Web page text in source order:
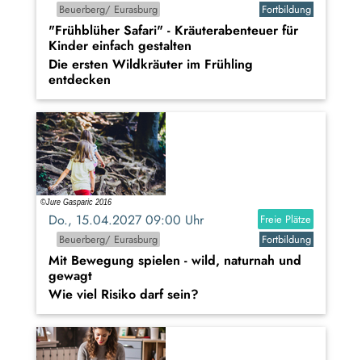
Beuerberg/ Eurasburg
Fortbildung
"Frühblüher Safari" - Kräuterabenteuer für
Kinder einfach gestalten
Die ersten Wildkräuter im Frühling
entdecken
Do., 15.04.2027 09:00 Uhr
Freie Plätze
Beuerberg/ Eurasburg
Fortbildung
Mit Bewegung spielen - wild, naturnah und
gewagt
Wie viel Risiko darf sein?